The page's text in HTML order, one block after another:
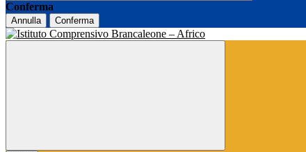
Conferma
Annulla Conferma